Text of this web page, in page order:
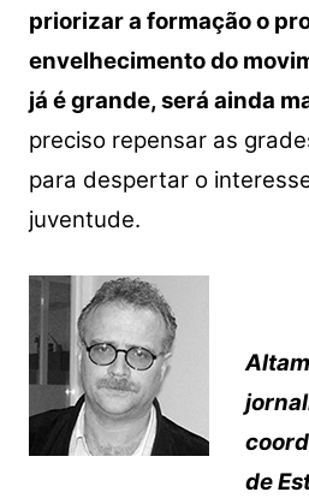
priorizar a formação o
envelhecimento do
já é grande, será ainda
preciso repensar as
para despertar o
juventude.
de